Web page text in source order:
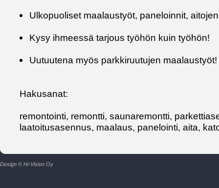
Ulkopuoliset maalaustyöt, paneloinnit,
Kysy ihmeessä tarjous työhön kuin työhön!
Uutuutena myös parkkiruutujen maalaustyöt!
Hakusanat:
remontointi, remontti, saunaremontti,
laatoitusasennus, maalaus, panelointi, aita,
Design © Hi-Vision Oy